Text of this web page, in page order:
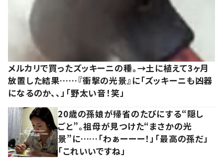
メルカリで買ったズッキーニの種。→土に植えて3ヶ月
放置した結果……『衝撃の光景』に「ズッキーニも凶器
になるのか、、」「野太い音！笑」
20歳の孫娘が帰省のたびにする“隠し
ごと”。祖母が見つけた“まさかの光
景”に……「わぁーーー！」「最高の孫だ」
「これいいですね」